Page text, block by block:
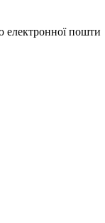
електронної пошти